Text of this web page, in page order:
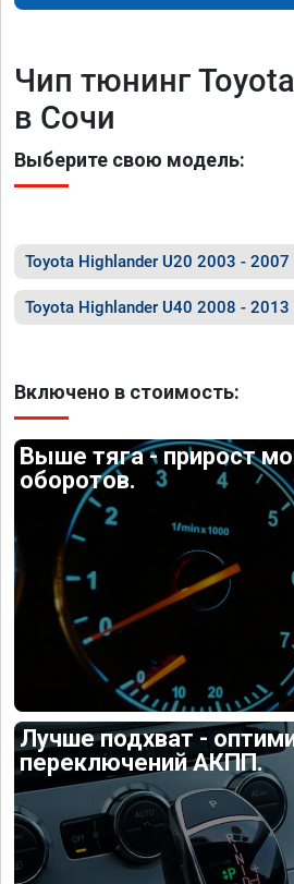
Чип тюнинг
в Сочи
Выберите свою модель:
Toyota Highlander U20 2003 - 2007
Toyota Highlander U40 2008 - 2013
Включено в стоимость:
Выше тяга - прирост
оборотов.
Лучше подхват -
переключений АКПП.